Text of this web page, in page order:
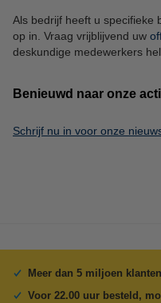
Als bedrijf heeft u specifieke
op in. Vraag vrijblijvend uw
deskundige medewerkers
Benieuwd naar onze
Schrijf nu in voor onze
Meer dan 5 miljoen
Voor 22.00 uur besteld,